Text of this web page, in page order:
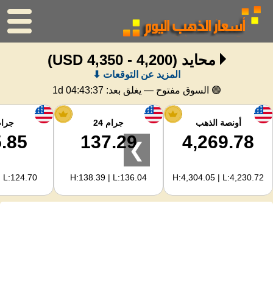
الرئيسية
سعر الذهب
اسعار الفضه
حاسبة الذهب
لمشرفي المواقع
محايد (4,200 - 4,350 USD)
المزيد عن التوقعات ⬇
🟢 السوق مفتوح — يغلق بعد: 1d 04:43:36
أونصة الذهب
4,269.78
H:4,304.05 | L:4,230.72
جرام 24
137.29
H:138.39 | L:136.04
L:124.70
❯